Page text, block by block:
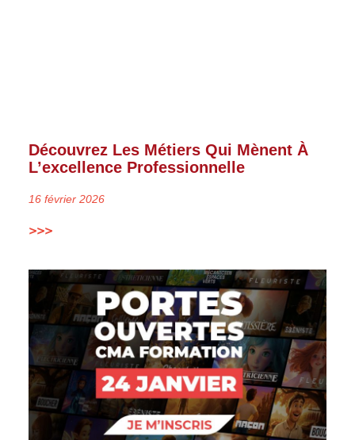
Découvrez Les Métiers Qui Mènent À
L’excellence Professionnelle
16 février 2026
>>>